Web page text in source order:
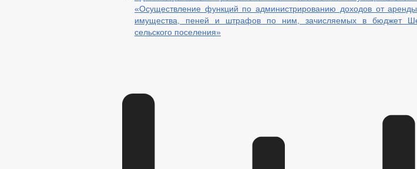
«Осуществление функций по администрированию доходов от
имущества, пеней и штрафов по ним, зачисляемых в бюджет
сельского поселения»